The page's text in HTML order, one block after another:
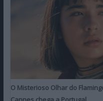
O Misterioso Olhar do